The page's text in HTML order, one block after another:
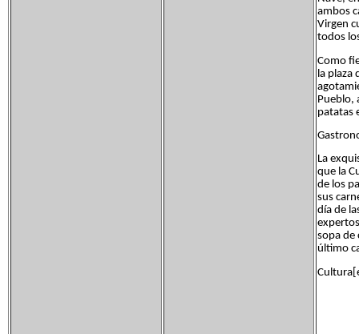
ambos
Virgen
todos
Como
la plaza
Pueblo,
patatas
La
que la
de los
sus
día de
sopa de
último